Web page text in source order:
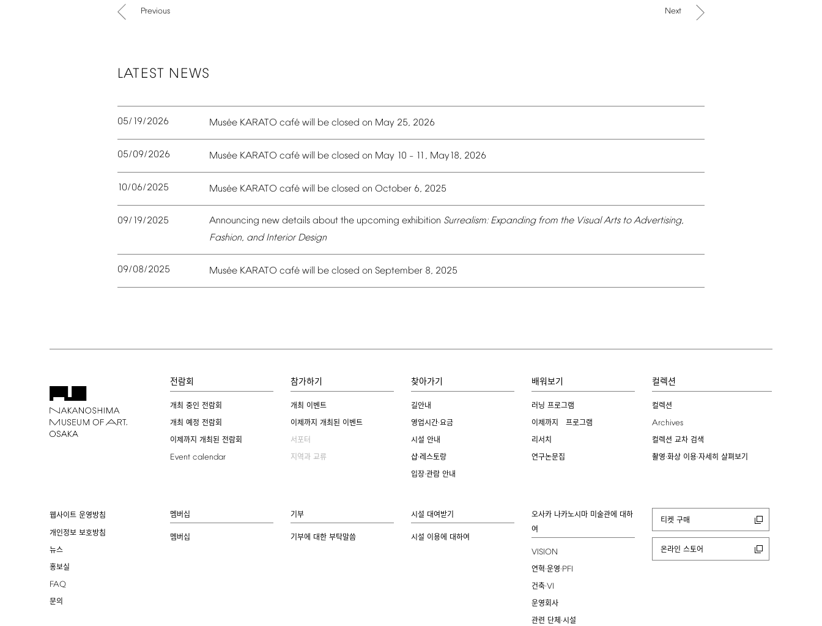
Previous Next
LATEST NEWS
05/19/2026 Musée KARATO café will be closed on May 25, 2026
05/09/2026 Musée KARATO café will be closed on May 10 – 11, May18, 2026
10/06/2025 Musée KARATO café will be closed on October 6, 2025
09/19/2025 Announcing new details about the upcoming exhibition Surrealism: Expanding from the Visual Arts to Advertising,
Fashion, and Interior Design
09/08/2025 Musée KARATO café will be closed on September 8, 2025
전람회
개최 중인 전람회
개최 예정 전람회
이제까지 개최된 전람회
Event calendar
참가하기
개최 이벤트
이제까지 개최된 이벤트
서포터
지역과 교류
찾아가기
길안내
영업시간·요금
시설 안내
샵·레스토랑
입장·관람 안내
배워보기
러닝 프로그램
이제까지 프로그램
리서치
연구논문집
컬렉션
컬렉션
Archives
컬렉션 교차 검색
촬영·화상 이용·자세히 살펴보기
웹사이트 운영방침
개인정보 보호방침
뉴스
홍보실
FAQ
문의
멤버십
멤버십
기부
기부에 대한 부탁말씀
시설 대여받기
시설 이용에 대하여
오사카 나카노시마 미술관에 대하
여
VISION
연혁·운영·PFI
건축·VI
운영회사
관련 단체·시설
티켓 구매
온라인 스토어